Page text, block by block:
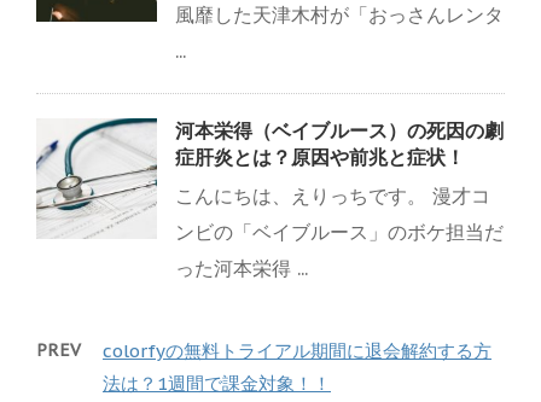
風靡した天津木村が「おっさんレンタ
...
河本栄得（ベイブルース）の死因の劇
症肝炎とは？原因や前兆と症状！
こんにちは、えりっちです。 漫才コ
ンビの「ベイブルース」のボケ担当だ
った河本栄得 ...
PREV
colorfyの無料トライアル期間に退会解約する方
法は？1週間で課金対象！！